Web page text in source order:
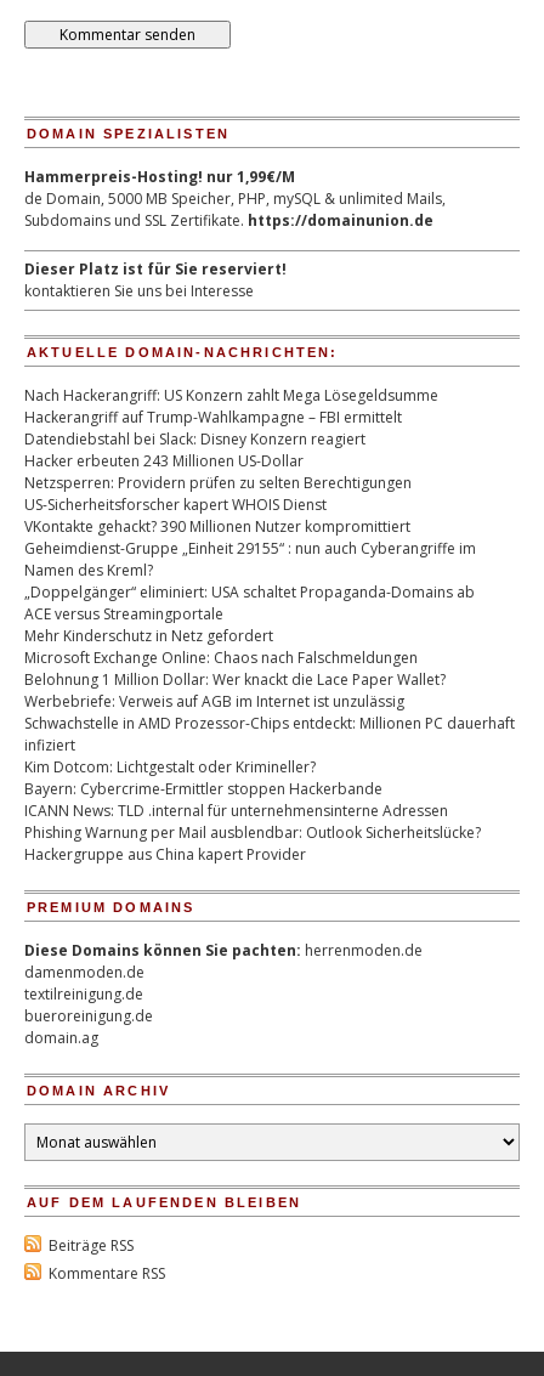
DOMAIN SPEZIALISTEN
Hammerpreis-Hosting! nur 1,99€/M
de Domain, 5000 MB Speicher, PHP, mySQL & unlimited Mails,
Subdomains und SSL Zertifikate. https://domainunion.de
Dieser Platz ist für Sie reserviert!
kontaktieren Sie uns bei Interesse
AKTUELLE DOMAIN-NACHRICHTEN:
Nach Hackerangriff: US Konzern zahlt Mega Lösegeldsumme
Hackerangriff auf Trump-Wahlkampagne – FBI ermittelt
Datendiebstahl bei Slack: Disney Konzern reagiert
Hacker erbeuten 243 Millionen US-Dollar
Netzsperren: Providern prüfen zu selten Berechtigungen
US-Sicherheitsforscher kapert WHOIS Dienst
VKontakte gehackt? 390 Millionen Nutzer kompromittiert
Geheimdienst-Gruppe „Einheit 29155“ : nun auch Cyberangriffe im
Namen des Kreml?
„Doppelgänger“ eliminiert: USA schaltet Propaganda-Domains ab
ACE versus Streamingportale
Mehr Kinderschutz in Netz gefordert
Microsoft Exchange Online: Chaos nach Falschmeldungen
Belohnung 1 Million Dollar: Wer knackt die Lace Paper Wallet?
Werbebriefe: Verweis auf AGB im Internet ist unzulässig
Schwachstelle in AMD Prozessor-Chips entdeckt: Millionen PC dauerhaft
infiziert
Kim Dotcom: Lichtgestalt oder Krimineller?
Bayern: Cybercrime-Ermittler stoppen Hackerbande
ICANN News: TLD .internal für unternehmensinterne Adressen
Phishing Warnung per Mail ausblendbar: Outlook Sicherheitslücke?
Hackergruppe aus China kapert Provider
PREMIUM DOMAINS
Diese Domains können Sie pachten: herrenmoden.de
damenmoden.de
textilreinigung.de
bueroreinigung.de
domain.ag
DOMAIN ARCHIV
Domain
Archiv
AUF DEM LAUFENDEN BLEIBEN
Beiträge RSS
Kommentare RSS